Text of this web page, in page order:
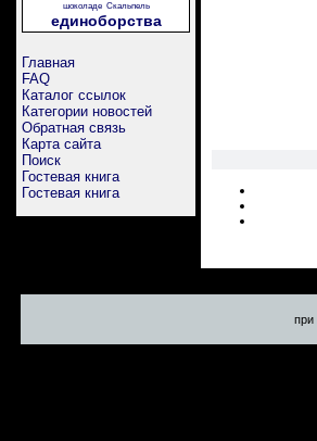
шоколаде Скальпель
единоборства
Главная
FAQ
Каталог ссылок
Категории новостей
Обратная связь
Карта сайта
Поиск
Гостевая книга
Гостевая книга
при